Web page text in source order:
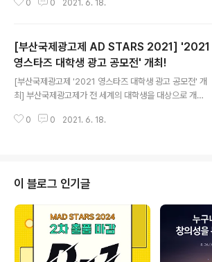
모집을 시작했습니다🌟 ✅공모 주제 코로나 시대 이후 웨
또는 팀(최대 2명) - 5년차 이하의 마케팅, 홍보, 광고 등
관련 직종 전문 종사자 ✅참가비 무료 ✅응모 방법 부산국
제광고제 홈페이지(www.adstars.org) 접수 ✅시상 골
드(상금 500만원과 트로피, 왕복 항공권, 웨이브파크 평생
이용권(2매 이내)) 1, 실버(트로피) 1, 브론즈(트로피) 1, 크
리스탈(증서) 2 ✅특전 - 수상 캠..
0 0 2021. 6. 18.
[부산국제광고제 AD STARS 2021] '2021
영스타즈 대학생 광고 공모전' 개최!
[부산국제광고제 '2021 영스타즈 대학생 광고 공모전' 개
최] 부산국제광고제가 전 세계의 대학생을 대상으로 개최
했습니다🌟 ✅공모 주제 탄소중립 실현을 위한 캠페인 아
디자인 관련 전문학교 학생 등 전공 무관 ✅참가비 무료 ✅
응모 방법 부산국제광고제 홈페이지(www.adstars.org)
접수 ✅시상 골드(상금 500만원과 트로피) 1, 실버(트로
피) 1, 브론즈(트로피) 2, 크리스탈(증서) 3, 심사위원 특별
상(증서) 1 ✅특전 - 국내외 유명 ..
0 0 2021. 6. 18.
이 블로그 인기글